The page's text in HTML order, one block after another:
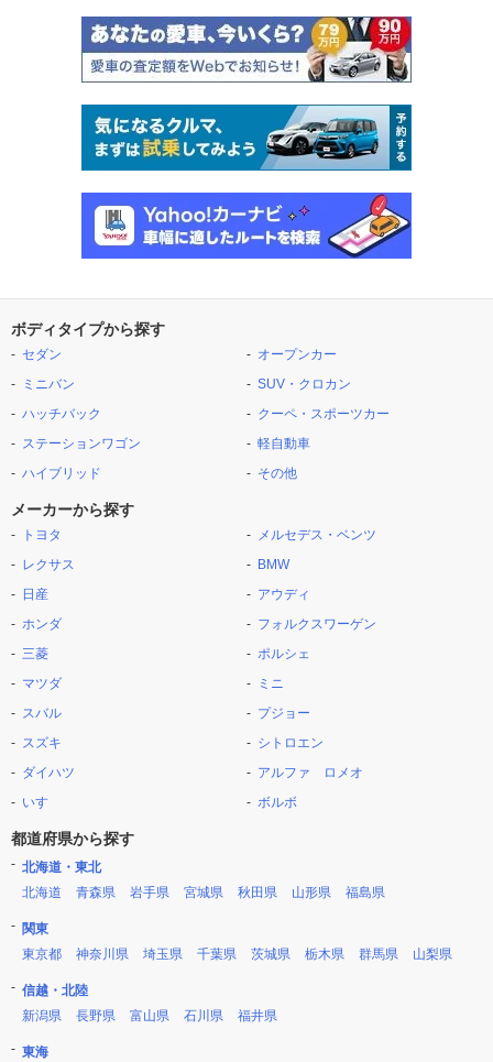
ボディタイプから探す
セダン
ミニバン
ハッチバック
ステーションワゴン
ハイブリッド
オープンカー
SUV・クロカン
クーペ・スポーツカー
軽自動車
その他
メーカーから探す
トヨタ
レクサス
日産
ホンダ
三菱
マツダ
スバル
スズキ
ダイハツ
いすゞ
メルセデス・ベンツ
BMW
アウディ
フォルクスワーゲン
ポルシェ
ミニ
プジョー
シトロエン
アルファ ロメオ
ボルボ
都道府県から探す
北海道・東北
北海道
青森県 岩手県 宮城県 秋田県 山形県 福島県
関東
東京都
神奈川県 埼玉県 千葉県 茨城県 栃木県 群馬県 山梨県
信越・北陸
新潟県
長野県 富山県 石川県 福井県
東海